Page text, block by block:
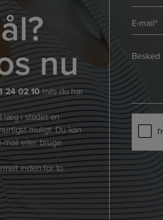
nu
24 02 10hvis du har
læg i stedet en
muligt. Du kan
mail eller bruge
inden for to
*
E-
mail
*
*
*
CAPTCHA